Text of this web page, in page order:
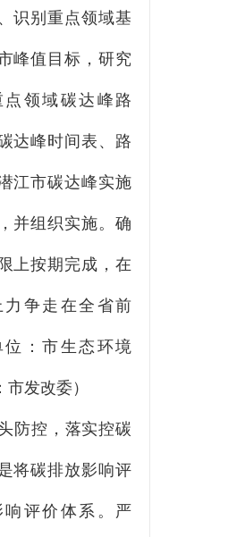
识别重点领域基
峰值目标，研究
领域碳达峰路
达峰时间表、路
江市碳达峰实施
并组织实施。确
上按期完成，在
争走在全省前
位：市生态环境
发改委）
防控，落实控碳
将碳排放影响评
评价体系。严